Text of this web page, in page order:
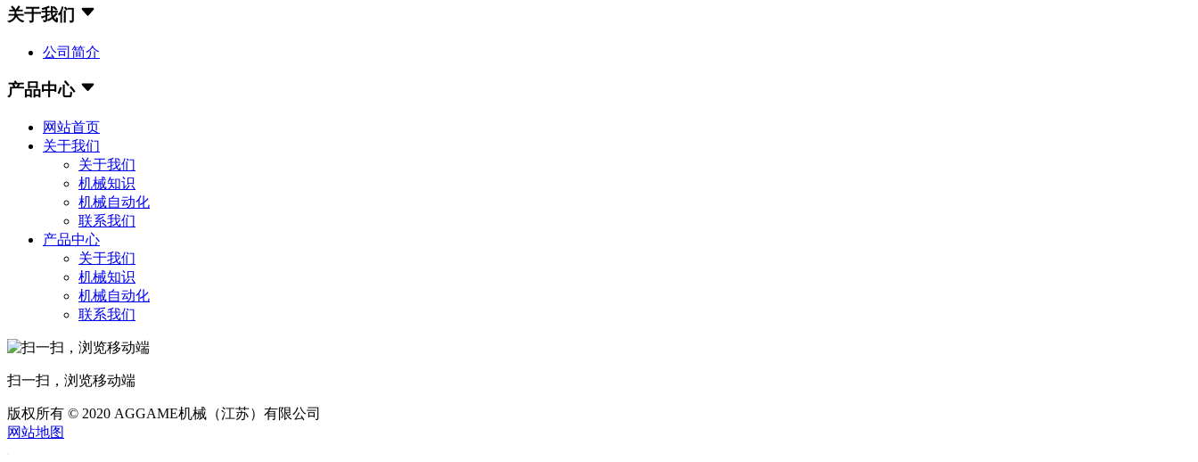
关于我们
公司简介
产品中心
网站首页
关于我们
关于我们
机械知识
机械自动化
联系我们
产品中心
关于我们
机械知识
机械自动化
联系我们
扫一扫，浏览移动端
版权所有 © 2020 AGGAME机械（江苏）有限公司
网站地图